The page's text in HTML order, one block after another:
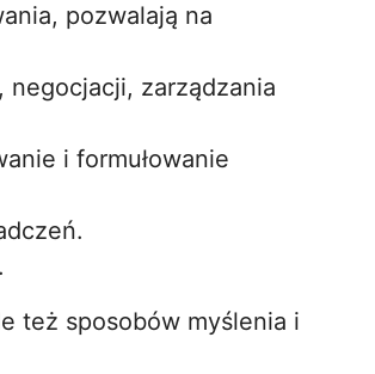
pozwalają na
negocjacji, zarządzania
i formułowanie
też sposobów myślenia i